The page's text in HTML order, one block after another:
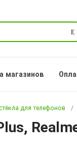
магазинов
для телефонов